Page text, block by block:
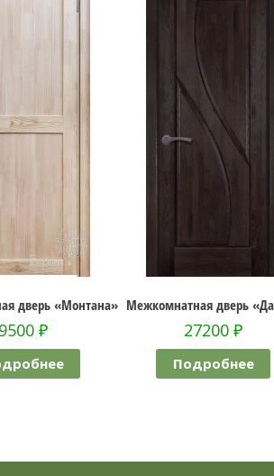
«Монтана»
₽
Межкомнатная дверь «Даяна»
27200₽
Подробнее